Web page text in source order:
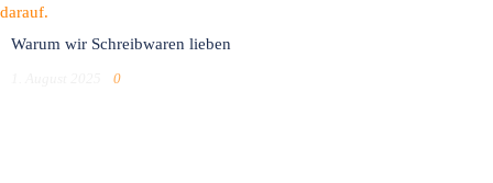
Warum wir Schreibwaren lieben
0